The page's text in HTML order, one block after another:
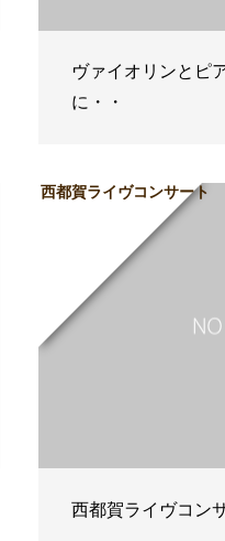
ヴァイオリンとピ
に・・
西都賀ライヴコンサート
西都賀ライヴコン